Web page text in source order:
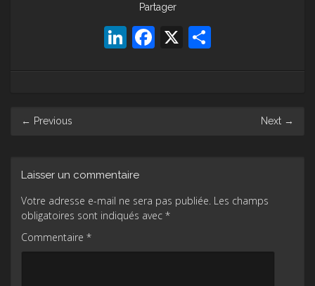
Partager
LinkedIn
Facebook
X
navigation
← Previous Next →
Laisser un commentaire
Votre adresse e-mail ne sera pas publiée. Les champs
obligatoires sont indiqués avec *
Commentaire *